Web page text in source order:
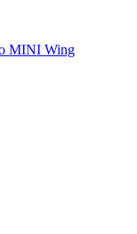
MINI Wing